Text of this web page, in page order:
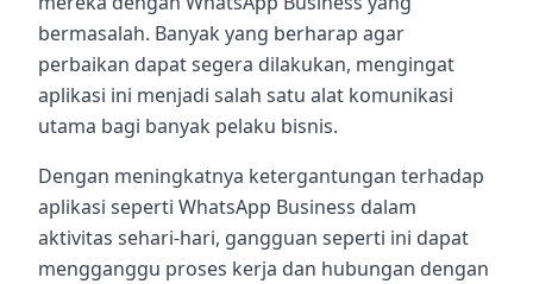
bermasalah. Banyak yang berharap agar
perbaikan dapat segera dilakukan, mengingat
aplikasi ini menjadi salah satu alat komunikasi
utama bagi banyak pelaku bisnis.
Dengan meningkatnya ketergantungan terhadap
aplikasi seperti WhatsApp Business dalam
aktivitas sehari-hari, gangguan seperti ini dapat
mengganggu proses kerja dan hubungan dengan